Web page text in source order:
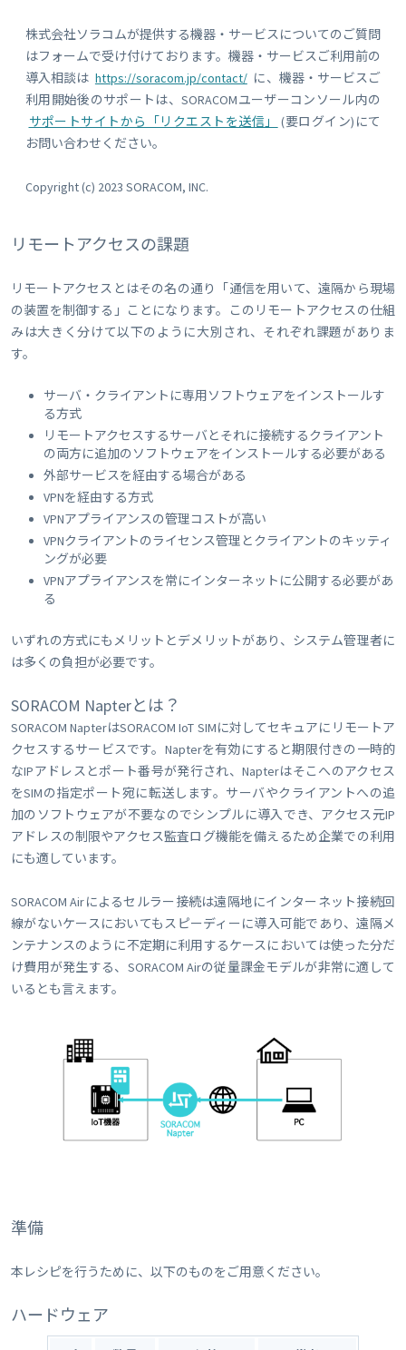
株式会社ソラコムが提供する機器・サービスについてのご質問
はフォームで受け付けております。機器・サービスご利用前の
導入相談は https://soracom.jp/contact/ に、機器・サービスご
利用開始後のサポートは、SORACOMユーザーコンソール内の
サポートサイトから「リクエストを送信」
(要ログイン)にて
お問い合わせください。
Copyright (c) 2023 SORACOM, INC.
リモートアクセスの課題
リモートアクセスとはその名の通り「通信を用いて、遠隔から現場
の装置を制御する」ことになります。このリモートアクセスの仕組
みは大きく分けて以下のように大別され、それぞれ課題がありま
す。
サーバ・クライアントに専用ソフトウェアをインストールす
る方式
リモートアクセスするサーバとそれに接続するクライアント
の両方に追加のソフトウェアをインストールする必要がある
外部サービスを経由する場合がある
VPNを経由する方式
VPNアプライアンスの管理コストが高い
VPNクライアントのライセンス管理とクライアントのキッティ
ングが必要
VPNアプライアンスを常にインターネットに公開する必要があ
る
いずれの方式にもメリットとデメリットがあり、システム管理者に
は多くの負担が必要です。
SORACOM Napterとは？
SORACOM NapterはSORACOM IoT SIMに対してセキュアにリモートア
クセスするサービスです。Napterを有効にすると期限付きの一時的
なIPアドレスとポート番号が発行され、Napterはそこへのアクセス
をSIMの指定ポート宛に転送します。サーバやクライアントへの追
加のソフトウェアが不要なのでシンプルに導入でき、アクセス元IP
アドレスの制限やアクセス監査ログ機能を備えるため企業での利用
にも適しています。
SORACOM Airによるセルラー接続は遠隔地にインターネット接続回
線がないケースにおいてもスピーディーに導入可能であり、遠隔メ
ンテナンスのように不定期に利用するケースにおいては使った分だ
け費用が発生する、SORACOM Airの従量課金モデルが非常に適して
いるとも言えます。
準備
本レシピを行うために、以下のものをご用意ください。
ハードウェア